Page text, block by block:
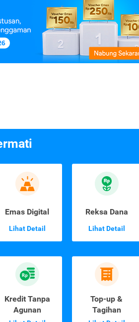
Emas Digital
Lihat Detail
Reksa Dana
Lihat Detail
Kredit Tanpa
Agunan
Top-up &
Tagihan